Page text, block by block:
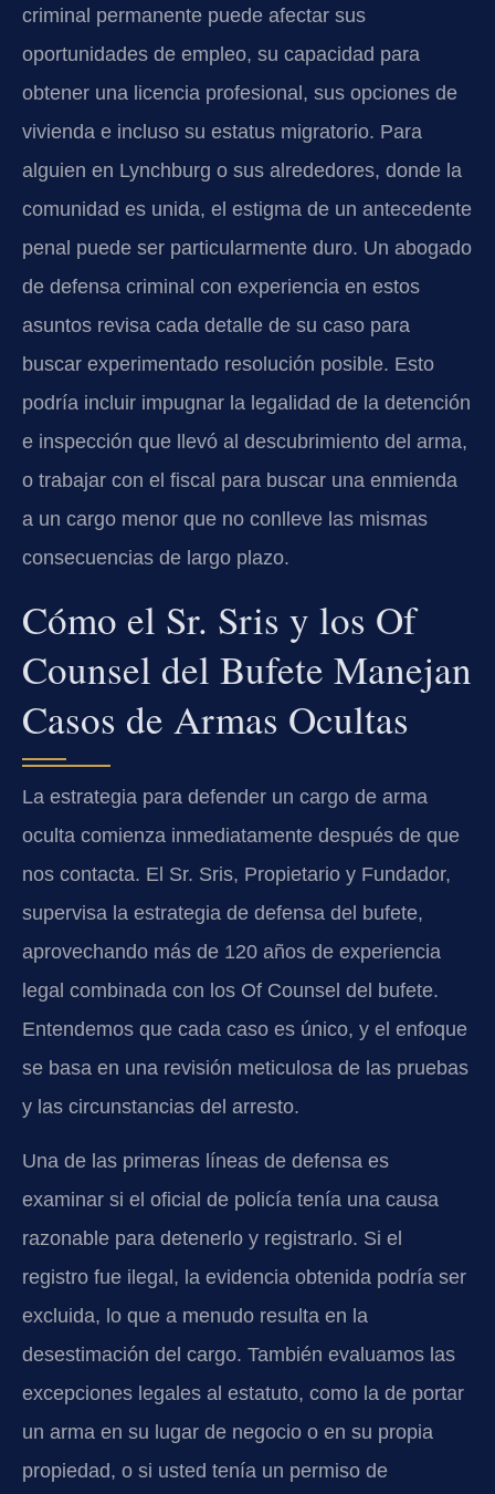
criminal permanente puede afectar sus
oportunidades de empleo, su capacidad para
obtener una licencia profesional, sus opciones de
vivienda e incluso su estatus migratorio. Para
alguien en Lynchburg o sus alrededores, donde la
comunidad es unida, el estigma de un antecedente
penal puede ser particularmente duro. Un abogado
de defensa criminal con experiencia en estos
asuntos revisa cada detalle de su caso para
buscar experimentado resolución posible. Esto
podría incluir impugnar la legalidad de la detención
e inspección que llevó al descubrimiento del arma,
o trabajar con el fiscal para buscar una enmienda
a un cargo menor que no conlleve las mismas
consecuencias de largo plazo.
Cómo el Sr. Sris y los Of
Counsel del Bufete Manejan
Casos de Armas Ocultas
La estrategia para defender un cargo de arma
oculta comienza inmediatamente después de que
nos contacta. El Sr. Sris, Propietario y Fundador,
supervisa la estrategia de defensa del bufete,
aprovechando más de 120 años de experiencia
legal combinada con los Of Counsel del bufete.
Entendemos que cada caso es único, y el enfoque
se basa en una revisión meticulosa de las pruebas
y las circunstancias del arresto.
Una de las primeras líneas de defensa es
examinar si el oficial de policía tenía una causa
razonable para detenerlo y registrarlo. Si el
registro fue ilegal, la evidencia obtenida podría ser
excluida, lo que a menudo resulta en la
desestimación del cargo. También evaluamos las
excepciones legales al estatuto, como la de portar
un arma en su lugar de negocio o en su propia
propiedad, o si usted tenía un permiso de